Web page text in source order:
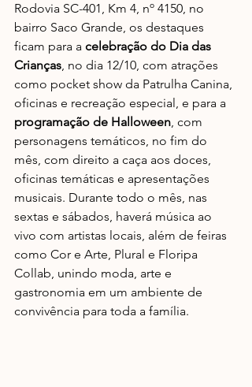
Rodovia SC-401, Km 4, nº 4150, no
bairro Saco Grande, os destaques
ficam para a celebração do Dia das
Crianças, no dia 12/10, com atrações
como pocket show da Patrulha Canina,
oficinas e recreação especial, e para a
programação de Halloween, com
personagens temáticos, no fim do
mês, com direito a caça aos doces,
oficinas temáticas e apresentações
musicais. Durante todo o mês, nas
sextas e sábados, haverá música ao
vivo com artistas locais, além de feiras
como Cor e Arte, Plural e Floripa
Collab, unindo moda, arte e
gastronomia em um ambiente de
convivência para toda a família.